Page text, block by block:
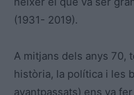
(1931- 2019).
A mitjans dels anys 70,
història, la política i les
avantpassats) ens va